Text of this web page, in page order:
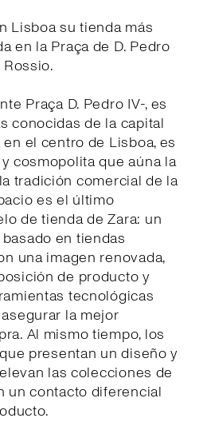
Lisboa su tienda más
en la Praça de D. Pedro
Praça D. Pedro IV-, es
conocidas de la capital
el centro de Lisboa, es
cosmopolita que aúna la
tradición comercial de la
es el último
de tienda de Zara: un
en tiendas
una imagen renovada,
de producto y
tecnológicas
la mejor
Al mismo tiempo, los
que presentan un diseño y
las colecciones de
un contacto diferencial